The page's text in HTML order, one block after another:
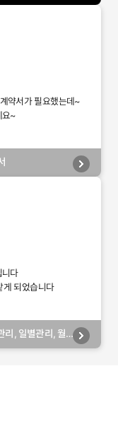
약서가 필요했는데~
요~
니다
게 되었습니다
리, 일별관리, 월